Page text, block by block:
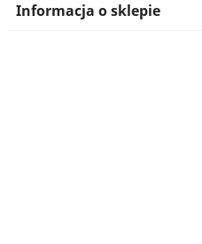
Informacja o sklepie